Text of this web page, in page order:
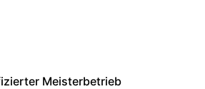
Meisterbetrieb